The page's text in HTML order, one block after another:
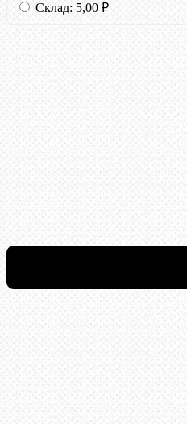
Склад: 5,00 ₽